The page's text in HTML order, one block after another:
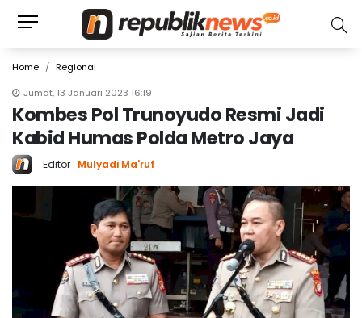
Home
Regional
Jumat, 13 Januari 2023 16:19
Kombes Pol Trunoyudo Resmi Jadi
Kabid Humas Polda Metro Jaya
Editor : Mulyadi Ma'ruf